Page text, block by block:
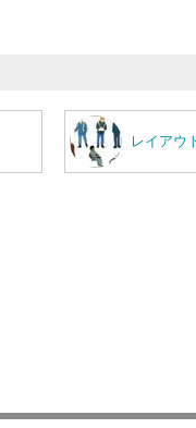
レイアウ